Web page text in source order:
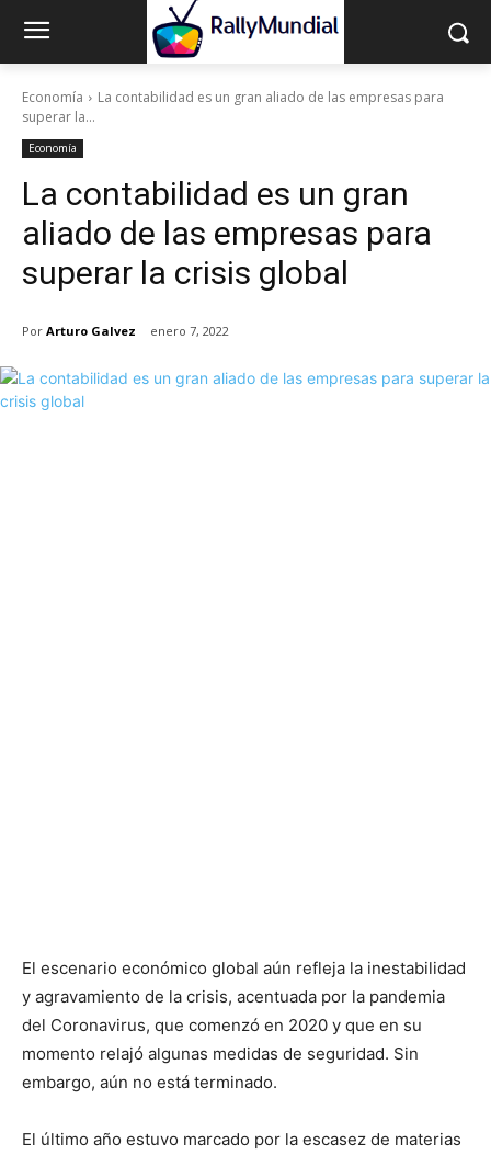
Economía
La contabilidad es un gran aliado de las empresas para
superar la...
Economía
La contabilidad es un gran
aliado de las empresas para
superar la crisis global
Por Arturo Galvez enero 7, 2022
El escenario económico global aún refleja la inestabilidad
y agravamiento de la crisis, acentuada por la pandemia
del Coronavirus, que comenzó en 2020 y que en su
momento relajó algunas medidas de seguridad. Sin
embargo, aún no está terminado.
El último año estuvo marcado por la escasez de materias